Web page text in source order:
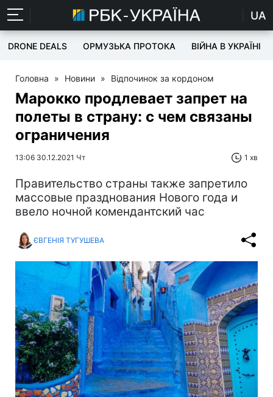
UA
DRONE DEALS ОРМУЗЬКА ПРОТОКА ВІЙНА В УКРАЇНІ
Головна » Новини » Відпочинок за кордоном
Марокко продлевает запрет на
полеты в страну: с чем связаны
ограничения
13:06 30.12.2021 Чт 1 хв
Правительство страны также запретило
массовые празднования Нового года и
ввело ночной комендантский час
ЄВГЕНІЯ ТУГУШЕВА